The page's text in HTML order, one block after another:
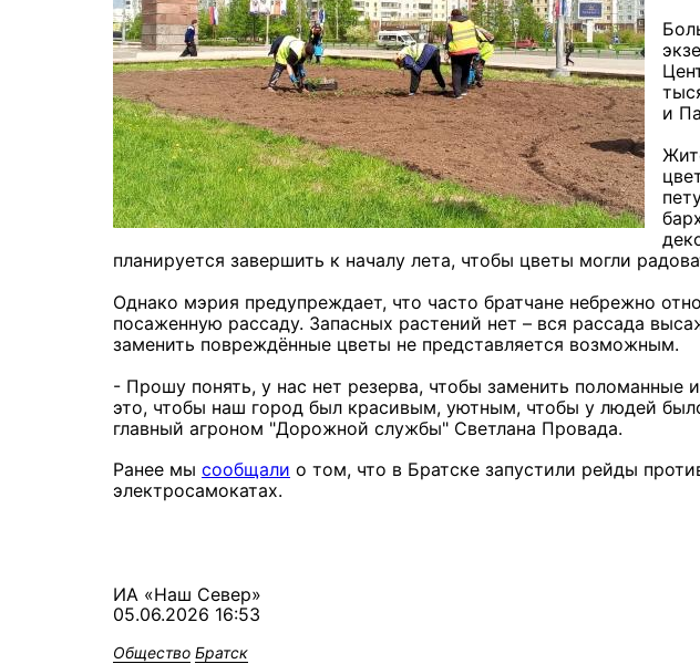
и
планируется завершить к началу лета, чтобы цветы могли
Однако мэрия предупреждает, что часто братчане небрежно
посаженную рассаду. Запасных растений нет – вся рассада
заменить повреждённые цветы не представляется возможным.
- Прошу понять, у нас нет резерва, чтобы заменить
это, чтобы наш город был красивым, уютным, чтобы у людей
главный агроном "Дорожной службы" Светлана Провада.
Ранее мы сообщали о том, что в Братске запустили рейды
электросамокатах.
ИА «Наш Север»
05.06.2026 16:53
Общество Братск